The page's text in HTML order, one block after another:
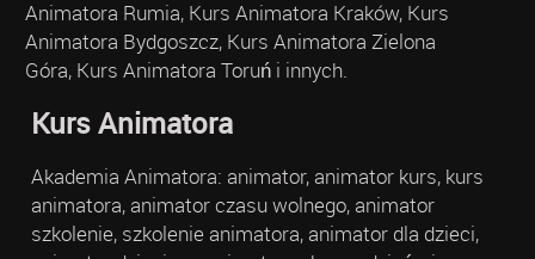
Animatora Rumia, Kurs Animatora Kraków, Kurs
Animatora Bydgoszcz, Kurs Animatora Zielona
Góra, Kurs Animatora Toruń i innych.
Kurs Animatora
Akademia Animatora: animator, animator kurs, kurs
animatora, animator czasu wolnego, animator
szkolenie, szkolenie animatora, animator dla dzieci,